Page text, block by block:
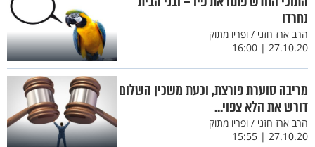
נחרדו
הרב ארז חזני / ופריו מתוק
27.10.20 | 16:00
מריבה סוערת פורצת, וכעת משכין השלום
דורש את הלא צפוי...
הרב ארז חזני / ופריו מתוק
27.10.20 | 15:55